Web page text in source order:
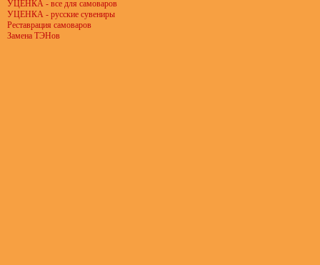
УЦЕНКА - все для самоваров
УЦЕНКА - русские сувениры
Реставрация самоваров
Замена ТЭНов